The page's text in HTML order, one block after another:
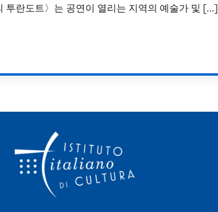
투란도트〉는 공연이 열리는 지역의 예술가 및 […]